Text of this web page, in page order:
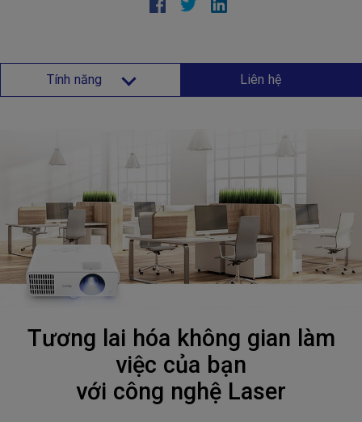
Tính năng Liên hệ
Tương lai hóa không gian làm
việc của bạn
với công nghệ Laser